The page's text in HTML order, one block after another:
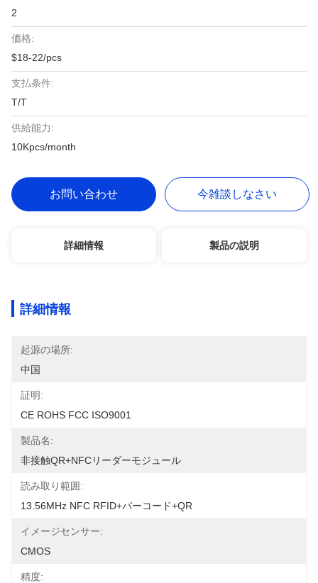
2
価格:
$18-22/pcs
支払条件:
T/T
供給能力:
10Kpcs/month
お問い合わせ 今雑談しなさい
詳細情報 製品の説明
詳細情報
起源の場所:
中国
証明:
CE ROHS FCC ISO9001
製品名:
非接触QR+NFCリーダーモジュール
読み取り範囲:
13.56MHz NFC RFID+バーコード+QR
イメージセンサー:
CMOS
精度: